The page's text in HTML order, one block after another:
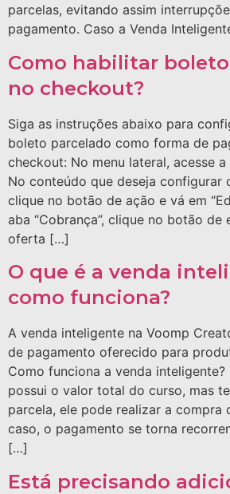
parcelas, evitando assim
pagamento. Caso a Venda
Como habilitar
no checkout?
Siga as instruções abaixo para
boleto parcelado como forma de
checkout: No menu lateral, acesse a
No conteúdo que deseja configurar
clique no botão de ação e vá em
aba “Cobrança”, clique no botão de
oferta […]
O que é a venda
como funciona?
A venda inteligente na Voomp
de pagamento oferecido para
Como funciona a venda inteligente?
possui o valor total do curso, mas
parcela, ele pode realizar a compra
caso, o pagamento se torna
[…]
Está precisando